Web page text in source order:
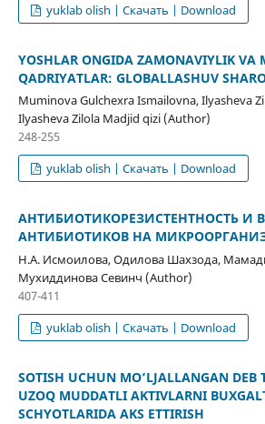
yuklab olish | Скачать | Download
YOSHLAR ONGIDA ZAMONAVIYLIK VA
QADRIYATLAR: GLOBALLASHUV
Muminova Gulchexra Ismailovna, Ilyasheva
Ilyasheva Zilola Madjid qizi (Author)
248-255
yuklab olish | Скачать | Download
АНТИБИОТИКОРЕЗИСТЕНТНОСТЬ И
АНТИБИОТИКОВ НА
Н.А. Исмоилова, Одилова Шахзода,
Мухиддинова Севинч (Author)
407-411
yuklab olish | Скачать | Download
SOTISH UCHUN MO‘LJALLANGAN DEB
UZOQ MUDDATLI AKTIVLARNI
SCHYOTLARIDA AKS ETTIRISH